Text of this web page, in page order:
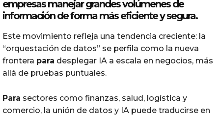
empresas manejar grandes volúmenes de
información de forma más eficiente y segura.
Este movimiento refleja una tendencia creciente: la
“orquestación de datos” se perfila como la nueva
frontera para desplegar IA a escala en negocios, más
allá de pruebas puntuales.
Para sectores como finanzas, salud, logística y
comercio, la unión de datos y IA puede traducirse en